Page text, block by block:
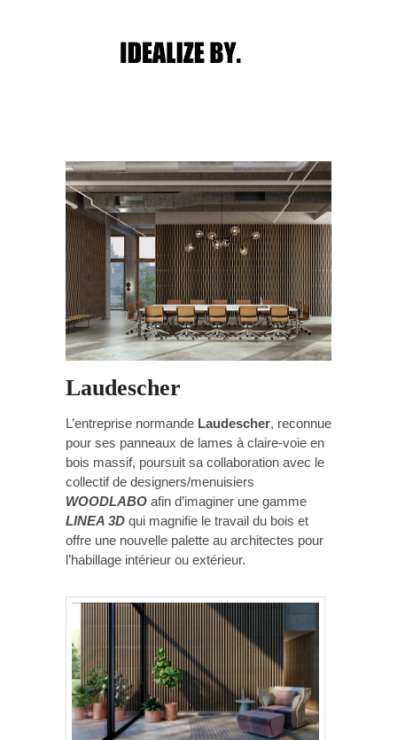
Post navigation
Laudescher
L’entreprise normande Laudescher, reconnue
pour ses panneaux de lames à claire-voie en
bois massif, poursuit sa collaboration avec le
collectif de designers/menuisiers
WOODLABO afin d’imaginer une gamme
LINEA 3D qui magnifie le travail du bois et
offre une nouvelle palette au architectes pour
l’habillage intérieur ou extérieur.